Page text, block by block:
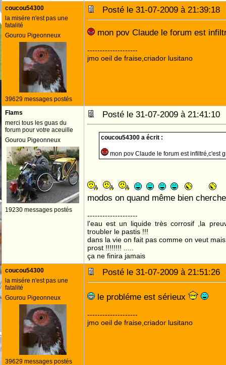
coucou54300
la misére n'est pas une
fatalité
Gourou Pigeonneux
39629 messages postés
Posté le 31-07-2009 à
mon pov Claude le forum est
--------------------
jmo oeil de fraise,criador lusitano
Flams
merci tous les guas du
forum pour votre aceuille
Gourou Pigeonneux
19230 messages postés
Posté le 31-07-2009 à
coucou54300 a écrit :
mon pov Claude le forum est infiltré,c'est
modos on quand même bien
--------------------
l'eau est un liquide très corrosif ,la
troubler le pastis !!!
dans la vie on fait pas comme on veut
prost !!!!!!!! .....
ça ne finira jamais
coucou54300
la misére n'est pas une
fatalité
Gourou Pigeonneux
39629 messages postés
Posté le 31-07-2009 à
le probléme est sérieux
--------------------
jmo oeil de fraise,criador lusitano